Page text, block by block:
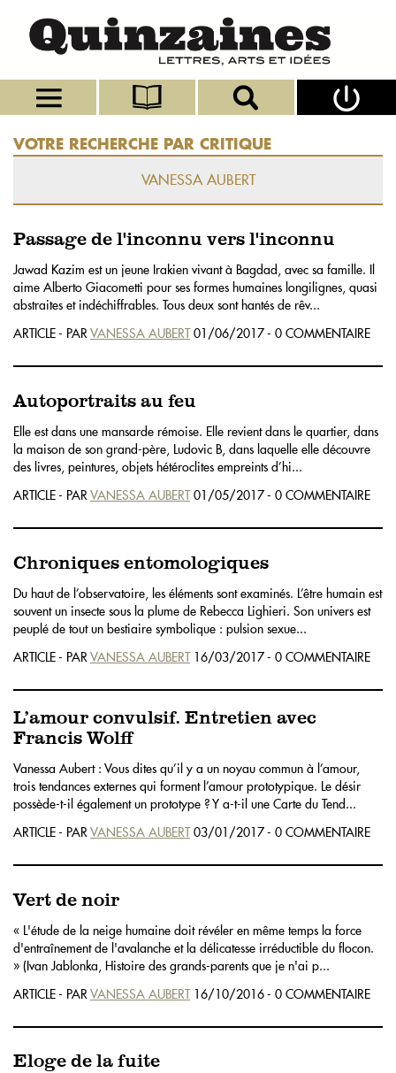
VOTRE RECHERCHE PAR CRITIQUE
VANESSA AUBERT
Passage de l'inconnu vers l'inconnu
Jawad Kazim est un jeune Irakien vivant à Bagdad, avec sa famille. Il
aime Alberto Giacometti pour ses formes humaines longilignes, quasi
abstraites et indéchiffrables. Tous deux sont hantés de rêv...
ARTICLE - PARVANESSA AUBERT01/06/2017 - 0 COMMENTAIRE
Autoportraits au feu
Elle est dans une mansarde rémoise. Elle revient dans le quartier, dans
la maison de son grand-père, Ludovic B, dans laquelle elle découvre
des livres, peintures, objets hétéroclites empreints d’hi...
ARTICLE - PARVANESSA AUBERT01/05/2017 - 0 COMMENTAIRE
Chroniques entomologiques
Du haut de l’observatoire, les éléments sont examinés. L’être humain est
souvent un insecte sous la plume de Rebecca Lighieri. Son univers est
peuplé de tout un bestiaire symbolique : pulsion sexue...
ARTICLE - PARVANESSA AUBERT16/03/2017 - 0 COMMENTAIRE
L’amour convulsif. Entretien avec
Francis Wolff
Vanessa Aubert : Vous dites qu’il y a un noyau commun à l’amour,
trois tendances externes qui forment l’amour prototypique. Le désir
possède-t-il également un prototype ? Y a-t-il une Carte du Tend...
ARTICLE - PARVANESSA AUBERT03/01/2017 - 0 COMMENTAIRE
Vert de noir
« L'étude de la neige humaine doit révéler en même temps la force
d'entraînement de l'avalanche et la délicatesse irréductible du flocon.
» (Ivan Jablonka, Histoire des grands-parents que je n'ai p...
ARTICLE - PAR VANESSA AUBERT16/10/2016 - 0 COMMENTAIRE
Eloge de la fuite